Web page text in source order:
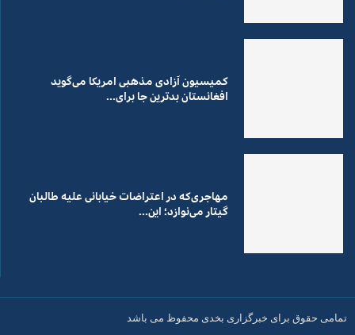
کمیسیون آزادی مذهبی امریکا می‌گوید
افغانستان بدترین جا برای...
مهاجری‌که در اعتراضات خیابانی علیه طالبان
گیتار می‌نوازد؛ این...
تمامی حقوق برای خبرگزاری بخدی محفوظ می باشد